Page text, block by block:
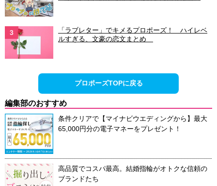
3
「ラブレター」でキメるプロポーズ！ ハイレベ
ルすぎる、文豪の恋文まとめ
プロポーズTOPに戻る
編集部のおすすめ
条件クリアで【マイナビウエディングから】最大
65,000円分の電子マネーをプレゼント！
高品質でコスパ最高。結婚指輪がオトクな信頼の
ブランドたち